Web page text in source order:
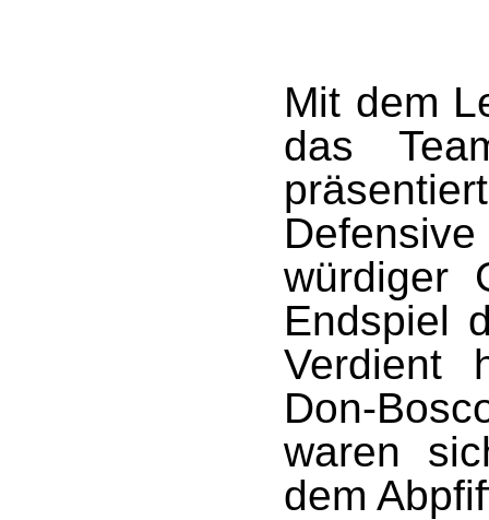
Mit dem
das
würdiger
Endspiel
Verdient
Don-
waren
dem